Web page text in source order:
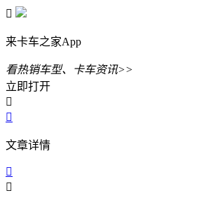

来卡车之家App
看热销车型、卡车资讯>>
立即打开


文章详情

